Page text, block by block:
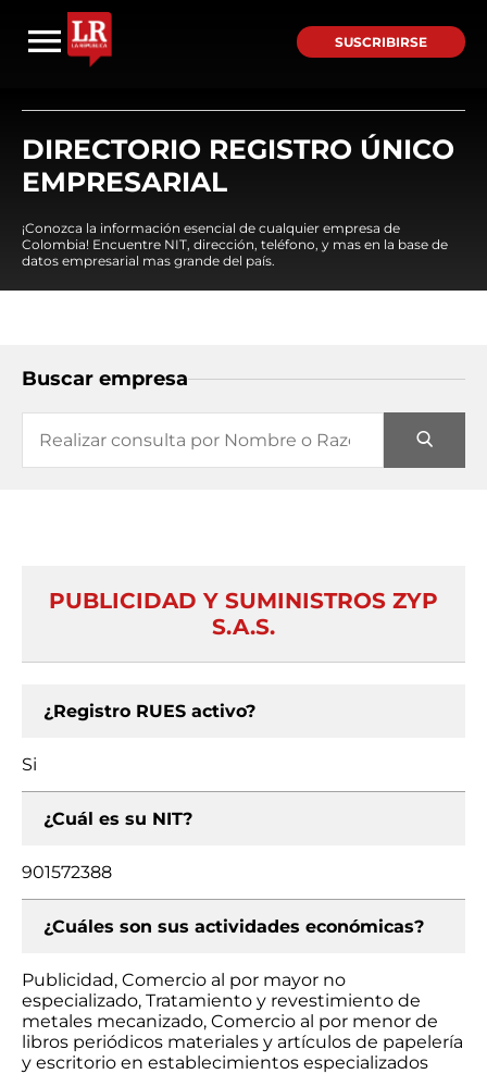
SUSCRIBIRSE
DIRECTORIO REGISTRO ÚNICO
EMPRESARIAL
¡Conozca la información esencial de cualquier empresa de
Colombia! Encuentre NIT, dirección, teléfono, y mas en la base de
datos empresarial mas grande del país.
Buscar empresa
PUBLICIDAD Y SUMINISTROS ZYP
S.A.S.
¿Registro RUES activo?
Si
¿Cuál es su NIT?
901572388
¿Cuáles son sus actividades económicas?
Publicidad, Comercio al por mayor no
especializado, Tratamiento y revestimiento de
metales mecanizado, Comercio al por menor de
libros periódicos materiales y artículos de papelería
y escritorio en establecimientos especializados